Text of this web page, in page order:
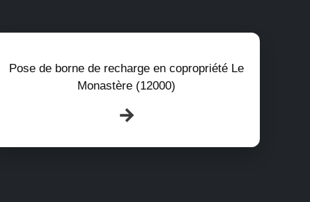
Pose de borne de recharge en copropriété Le
Monastère (12000)